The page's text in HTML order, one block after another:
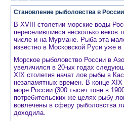
Становление рыболовства в России
В XVIII столетии морские воды
переселившиеся несколько веков
числе и на Мурмане. Рыба эта
известно в Московской Руси уже в
Морское рыболовство России в
увеличился в 20-ых годах
XIX столетия начат лов рыбы в
незапамятных времен. В конце
море России (300 тысяч тонн в
потребительских же целях рыбу
вовлечены в сферу рыболовства
доходила.